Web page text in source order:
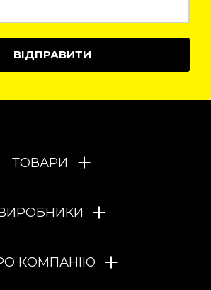
ВІДПРАВИТИ
ТОВАРИ
КОМПАНІЮ